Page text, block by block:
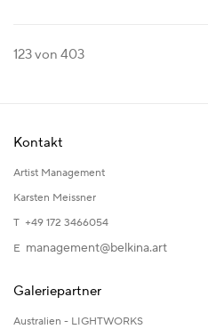
123von 403
Kontakt
Artist Management
Karsten Meissner
T +49 172 3466054
E management@belkina.art
Galeriepartner
Australien - LIGHTWORKS